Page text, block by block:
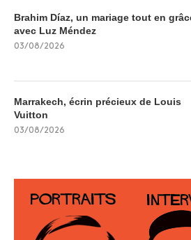
Brahim Díaz, un mariage tout en
avec Luz Méndez
03/08/2026
Marrakech, écrin précieux de Louis
Vuitton
03/08/2026